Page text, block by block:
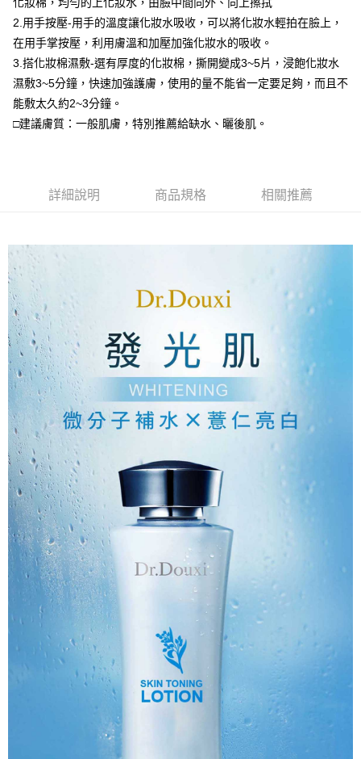
2.用手按壓-用手的溫度讓化妝水吸收，可以將化妝水輕拍在臉上，
在用手掌按壓，利用膚溫和加壓加強化妝水的吸收。
3.搭化妝棉濕敷-選有厚度的化妝棉，撕開變成3~5片，浸飽化妝水
濕敷3~5分鐘，快速加強護膚，使用的量不能省一定要足夠，而且不
能敷太久約2~3分鐘。
□建議膚質：一般肌膚，特別推薦給缺水、曬後肌。
詳細說明 商品規格 相關推薦